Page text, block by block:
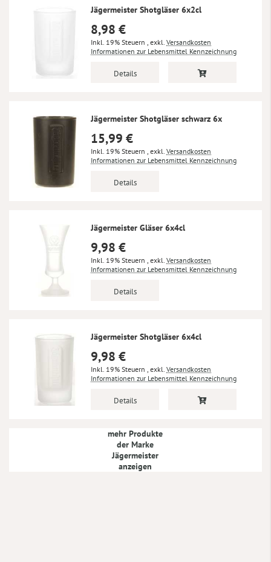
Jägermeister Shotgläser 6x2cl
8,98 €
Inkl. 19% Steuern , exkl. Versandkosten
Informationen zur Lebensmittel Kennzeichnung
Details
Jägermeister Shotgläser schwarz 6x
15,99 €
Inkl. 19% Steuern , exkl. Versandkosten
Informationen zur Lebensmittel Kennzeichnung
Details
Jägermeister Gläser 6x4cl
9,98 €
Inkl. 19% Steuern , exkl. Versandkosten
Informationen zur Lebensmittel Kennzeichnung
Details
Jägermeister Shotgläser 6x4cl
9,98 €
Inkl. 19% Steuern , exkl. Versandkosten
Informationen zur Lebensmittel Kennzeichnung
Details
mehr Produkte
der Marke
Jägermeister
anzeigen